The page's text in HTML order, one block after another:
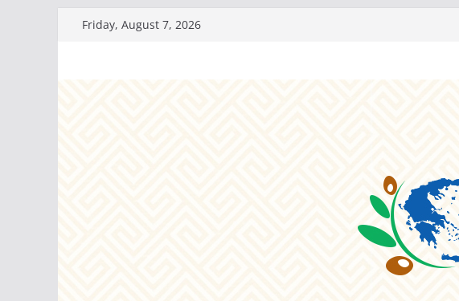
Friday, August 7, 2026